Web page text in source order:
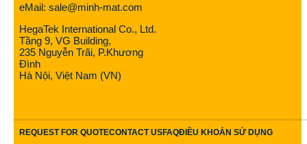
eMail: sale@minh-mat.com
HegaTek International Co., Ltd.
Tầng 9, VG Building,
235 Nguyễn Trãi, P.Khương
Đình
Hà Nội, Việt Nam (VN)
REQUEST FOR QUOTECONTACT USFAQĐIỀU KHOẢN SỬ DỤNG